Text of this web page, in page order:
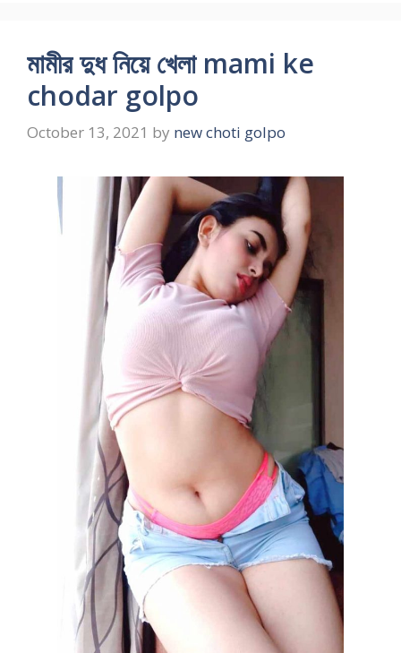
মামীর দুধ নিয়ে খেলা mami ke
chodar golpo
October 13, 2021 by new choti golpo